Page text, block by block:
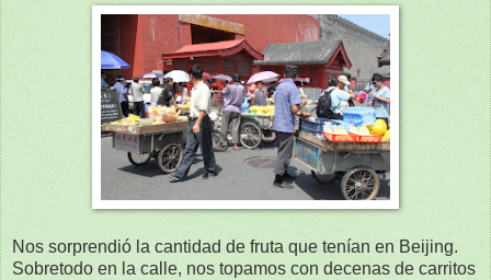
Nos sorprendió la cantidad de fruta que tenían en Beijing.
Sobretodo en la calle, nos topamos con decenas de carritos